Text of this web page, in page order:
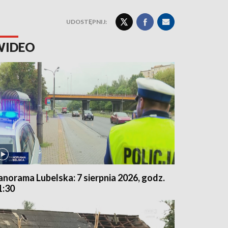
UDOSTĘPNIJ:
Lubelska: 7 sierpnia 2026, godz.